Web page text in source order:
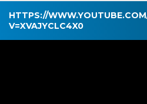
HTTPS://
V=XVAJYCLC4X0
Pemutar